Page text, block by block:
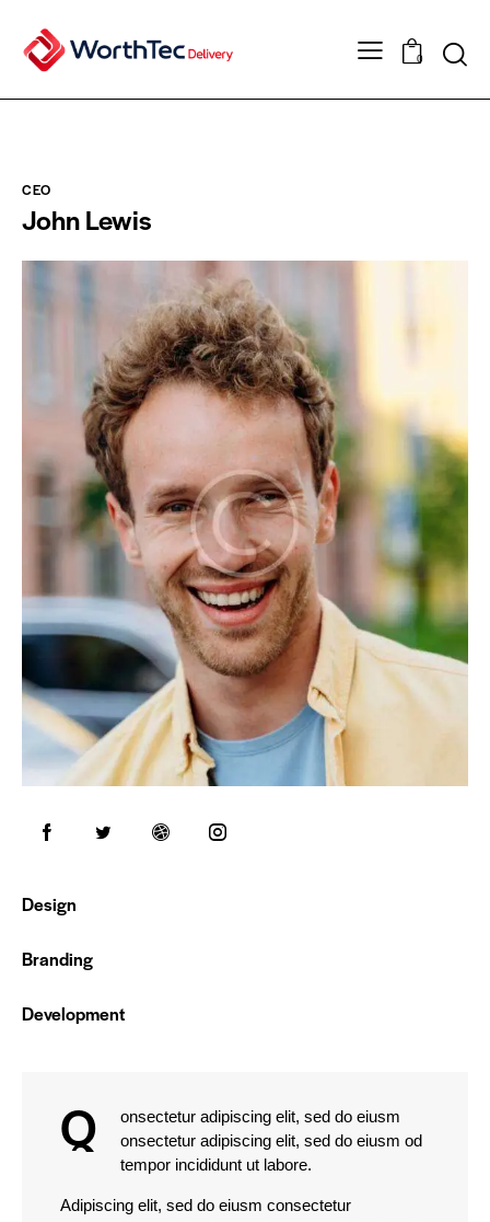
0
CEO
John Lewis
Design
Branding
Development
Q
onsectetur adipiscing elit, sed do eiusm
onsectetur adipiscing elit, sed do eiusm od
tempor incididunt ut labore.
Adipiscing elit, sed do eiusm consectetur